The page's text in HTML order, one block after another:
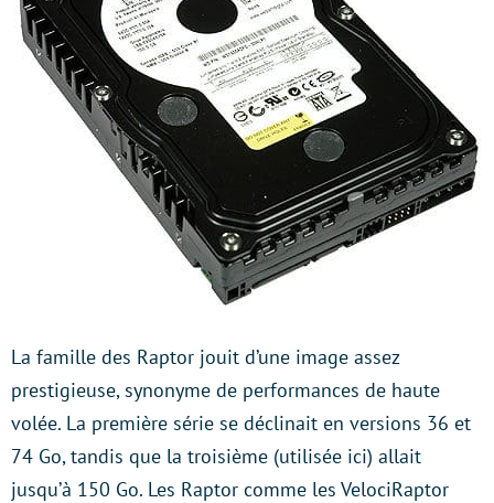
La famille des Raptor jouit d’une image assez
prestigieuse, synonyme de performances de haute
volée. La première série se déclinait en versions 36 et
74 Go, tandis que la troisième (utilisée ici) allait
jusqu’à 150 Go. Les Raptor comme les VelociRaptor